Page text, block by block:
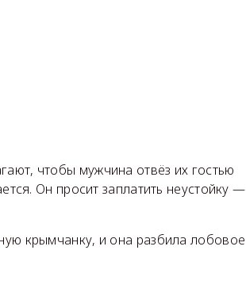
чтобы мужчина отвёз их гостью
Он просит заплатить неустойку —
крымчанку, и она разбила лобовое